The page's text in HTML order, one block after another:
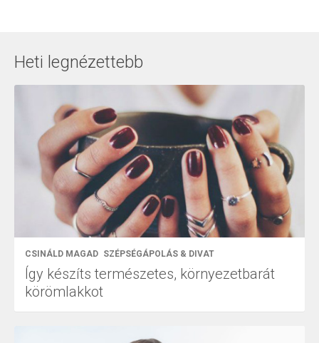
Heti legnézettebb
CSINÁLD MAGAD SZÉPSÉGÁPOLÁS & DIVAT
Így készíts természetes, környezetbarát
körömlakkot